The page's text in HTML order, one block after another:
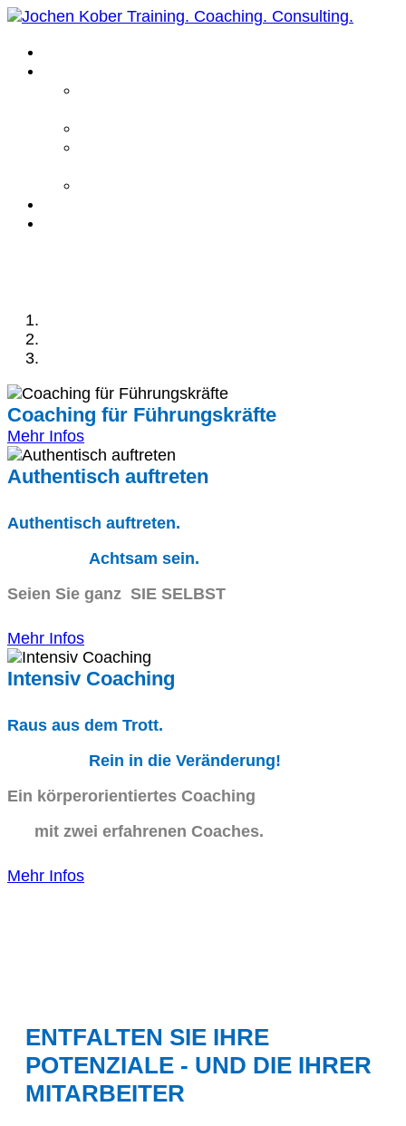
Coaching für Führungskräfte
Mehr Infos
Authentisch auftreten
Authentisch auftreten.
Achtsam sein.
Seien Sie ganz SIE SELBST
Mehr Infos
Intensiv Coaching
Raus aus dem Trott.
Rein in die Veränderung!
Ein körperorientiertes Coaching
mit zwei erfahrenen Coaches.
Mehr Infos
ENTFALTEN SIE IHRE
POTENZIALE - UND DIE IHRER
MITARBEITER